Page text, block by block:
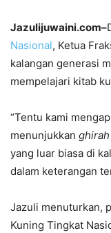
Jazulijuwaini.com–
Nasional, Ketua
kalangan generasi
mempelajari kitab
“Tentu kami
menunjukkan ghirah
yang luar biasa di
dalam keterangan
Jazuli menuturkan,
Kuning Tingkat